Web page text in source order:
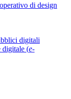
di design
digitali
digitale (e-